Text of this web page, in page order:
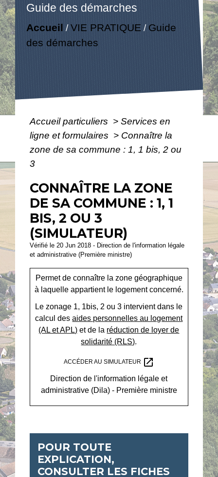
Guide des démarches
Accueil /VIE PRATIQUE / Guide
des démarches
Accueil particuliers > Services en
ligne et formulaires > Connaître la
zone de sa commune : 1, 1 bis, 2 ou
3
CONNAÎTRE LA ZONE
DE SA COMMUNE : 1, 1
BIS, 2 OU 3
(SIMULATEUR)
Vérifié le 20 Jun 2018 - Direction de l'information légale
et administrative (Première ministre)
Permet de connaître la zone géographique
à laquelle appartient le logement concerné.
Le zonage 1, 1bis, 2 ou 3 intervient dans le
calcul desaides personnelles au logement
(AL et APL) et de la réduction de loyer de
solidarité (RLS).
ACCÉDER AU SIMULATEUR open_in_new
Direction de l'information légale et
administrative (Dila) - Première ministre
POUR TOUTE
EXPLICATION,
CONSULTER LES FICHES